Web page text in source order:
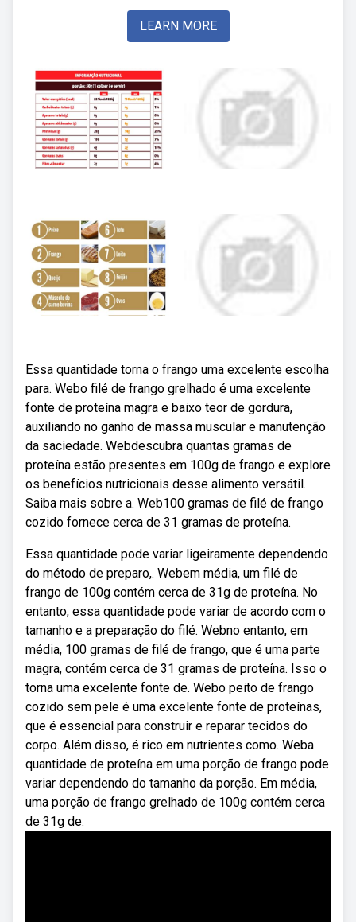
LEARN MORE
Essa quantidade torna o frango uma excelente escolha
para. Webo filé de frango grelhado é uma excelente
fonte de proteína magra e baixo teor de gordura,
auxiliando no ganho de massa muscular e manutenção
da saciedade. Webdescubra quantas gramas de
proteína estão presentes em 100g de frango e explore
os benefícios nutricionais desse alimento versátil.
Saiba mais sobre a. Web100 gramas de filé de frango
cozido fornece cerca de 31 gramas de proteína.
Essa quantidade pode variar ligeiramente dependendo
do método de preparo,. Webem média, um filé de
frango de 100g contém cerca de 31g de proteína. No
entanto, essa quantidade pode variar de acordo com o
tamanho e a preparação do filé. Webno entanto, em
média, 100 gramas de filé de frango, que é uma parte
magra, contém cerca de 31 gramas de proteína. Isso o
torna uma excelente fonte de. Webo peito de frango
cozido sem pele é uma excelente fonte de proteínas,
que é essencial para construir e reparar tecidos do
corpo. Além disso, é rico em nutrientes como. Weba
quantidade de proteína em uma porção de frango pode
variar dependendo do tamanho da porção. Em média,
uma porção de frango grelhado de 100g contém cerca
de 31g de.